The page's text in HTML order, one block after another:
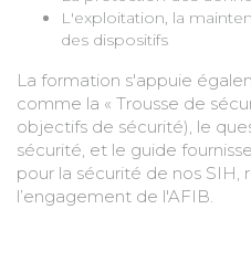
L'exploitation, la
des dispositifs
La formation s'appuie
comme la « Trousse de
objectifs de sécurité), le
sécurité, et le guide
pour la sécurité de nos SIH,
l’engagement de l'AFIB.